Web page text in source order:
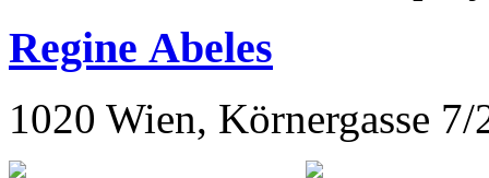
Regine Abeles
1020 Wien, Körnergasse 7/